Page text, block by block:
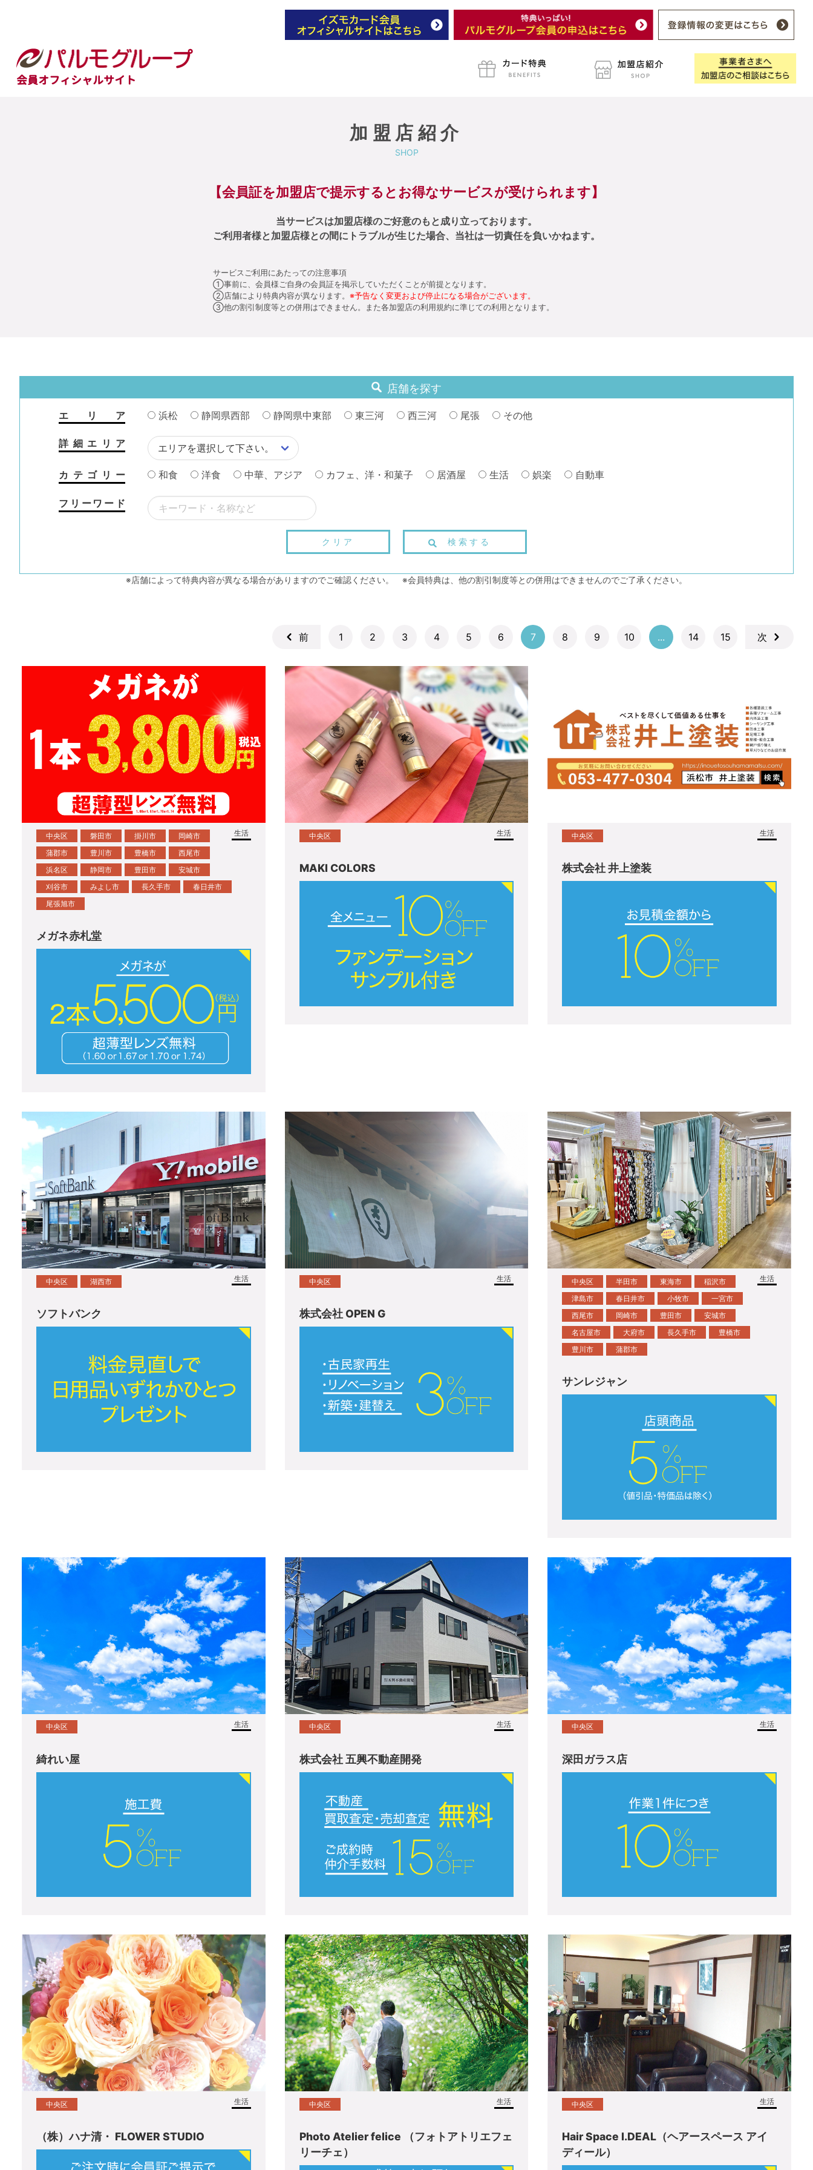
会員オフィシャルサイト
加盟店紹介
SHOP
【会員証を加盟店で提示するとお得なサービスが受けられます】
当サービスは加盟店様のご好意のもと成り立っております。
ご利用者様と加盟店様との間にトラブルが生じた場合、当社は一切責任を負いかねます。
サービスご利用にあたっての注意事項
①事前に、会員様ご自身の会員証を掲示していただくことが前提となります。
②店舗により特典内容が異なります。 ※予告なく変更および停止になる場合がございます。
③他の割引制度等との併用はできません。また各加盟店の利用規約に準じての利用となります。
店舗を探す
エリア 浜松 静岡県西部 静岡県中東部 東三河 西三河 尾張 その他
詳細エリア
カテゴリー 和食 洋食 中華、アジア カフェ、洋・和菓子 居酒屋 生活 娯楽 自動車
フリーワード
クリア 検索する
※店舗によって特典内容が異なる場合がありますのでご確認ください。 ※会員特典は、他の割引制度等との併用はできませんのでご了承ください。
1 2 3 4 5 6 7 8 9 10 ... 14 15
生活
中央区 磐田市 掛川市
岡崎市
蒲郡市
豊川市 豊橋市
西尾市
浜名区
静岡市 豊田市
安城市
刈谷市
みよし市 長久手市
春日井市
尾張旭市
メガネ赤札堂
生活
中央区
MAKI COLORS
生活
中央区
株式会社 井上塗装
生活
中央区 湖西市
ソフトバンク
生活
中央区
株式会社 OPEN G
生活
中央区 半田市 東海市
稲沢市
津島市
春日井市 小牧市
一宮市
西尾市
岡崎市 豊田市
安城市
名古屋市
大府市 長久手市
豊橋市
豊川市
蒲郡市
サンレジャン
生活
中央区
綺れい屋
生活
中央区
株式会社 五興不動産開発
生活
中央区
深田ガラス店
生活
中央区
（株）ハナ清・ FLOWER STUDIO
生活
中央区
Photo Atelier felice （フォトアトリエフェ
リーチェ）
生活
中央区
Hair Space I.DEAL（ヘアースペース アイ
ディール）